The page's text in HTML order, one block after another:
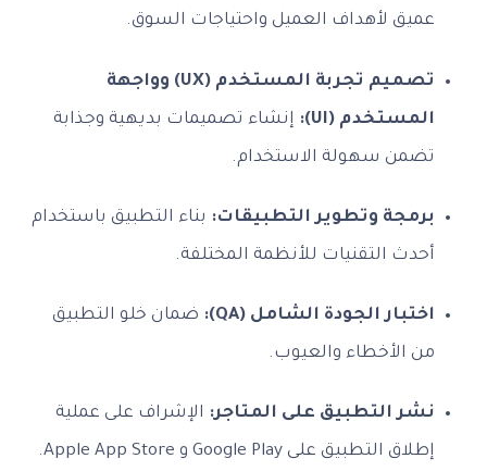
عميق لأهداف العميل واحتياجات السوق.
تصميم تجربة المستخدم (UX) وواجهة
المستخدم (UI): إنشاء تصميمات بديهية وجذابة
تضمن سهولة الاستخدام.
برمجة وتطوير التطبيقات: بناء التطبيق باستخدام
أحدث التقنيات للأنظمة المختلفة.
اختبار الجودة الشامل (QA): ضمان خلو التطبيق
من الأخطاء والعيوب.
نشر التطبيق على المتاجر: الإشراف على عملية
إطلاق التطبيق على Google Play و Apple App Store.